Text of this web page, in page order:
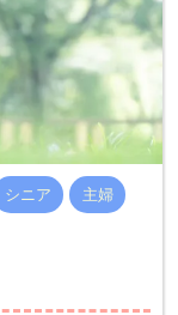
シニア 主婦